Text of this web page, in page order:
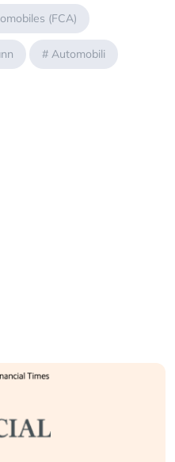
(FCA)
# Automobili